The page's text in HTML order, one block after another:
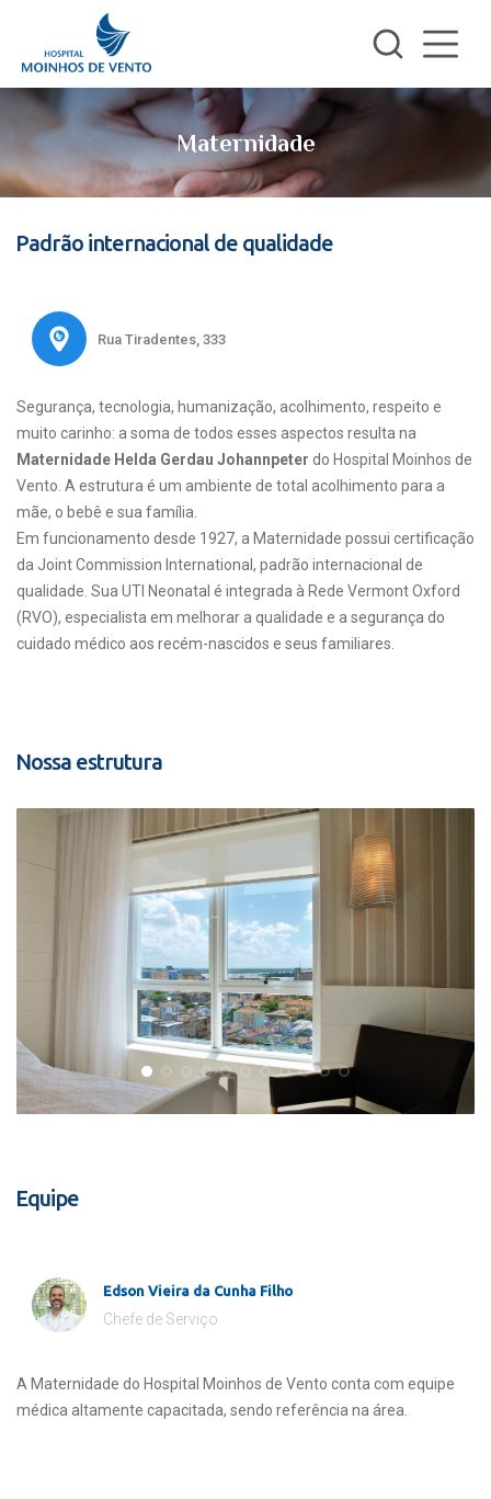
Maternidade
Padrão internacional de qualidade
Rua Tiradentes, 333
Segurança, tecnologia, humanização, acolhimento, respeito e
muito carinho: a soma de todos esses aspectos resulta na
Maternidade Helda Gerdau Johannpeter do Hospital Moinhos de
Vento. A estrutura é um ambiente de total acolhimento para a
mãe, o bebê e sua família.
Em funcionamento desde 1927, a Maternidade possui certificação
da Joint Commission International, padrão internacional de
qualidade. Sua UTI Neonatal é integrada à Rede Vermont Oxford
(RVO), especialista em melhorar a qualidade e a segurança do
cuidado médico aos recém-nascidos e seus familiares.
Nossa estrutura
Equipe
Edson Vieira da Cunha Filho
Chefe de Serviço
A Maternidade do Hospital Moinhos de Vento conta com equipe
médica altamente capacitada, sendo referência na área.